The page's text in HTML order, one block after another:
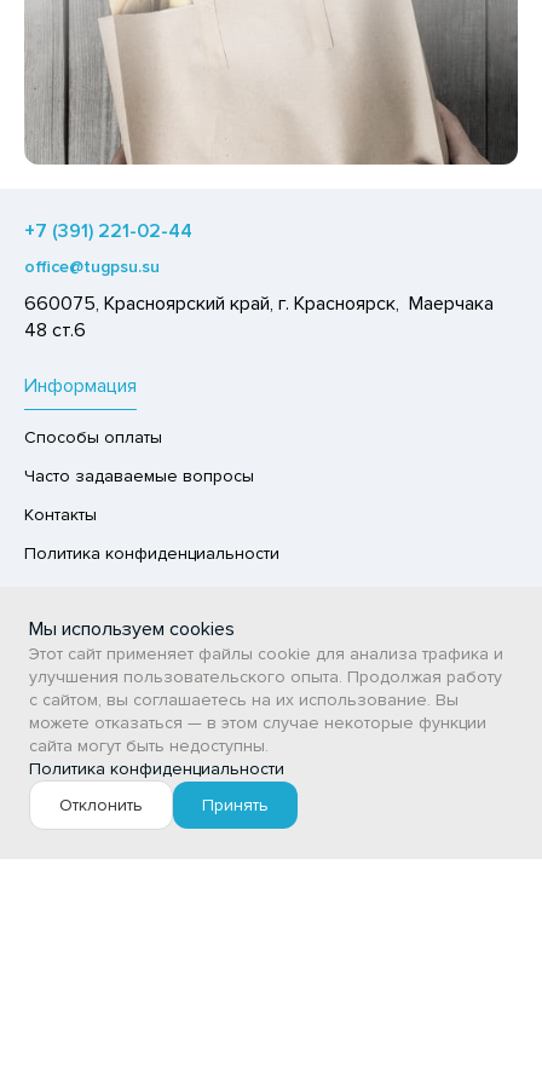
ПРОДУКТ
ШОКОЛАДНЫЕ БАТОНЧИКИ,
Информация
Способы оплаты
Часто задаваемые вопросы
Контакты
Политика конфиденциальности
Каталог
ПРОДОВОЛЬСТВЕННЫЕ ТОВАРЫ
НЕПРОДОВОЛЬСТВЕННЫЕ ТОВАРЫ
Сертификаты
ВСТ
+7 (391) 221-02-44
office@tugpsu.su
660075, Красноярский край, г. Красноярск, Маерчака
48 ст.6
Мы используем cookies
Этот сайт применяет файлы cookie для анализа трафика и
улучшения пользовательского опыта. Продолжая работу
с сайтом, вы соглашаетесь на их использование. Вы
можете отказаться — в этом случае некоторые функции
сайта могут быть недоступны.
Политика конфиденциальности
Отклонить
Принять